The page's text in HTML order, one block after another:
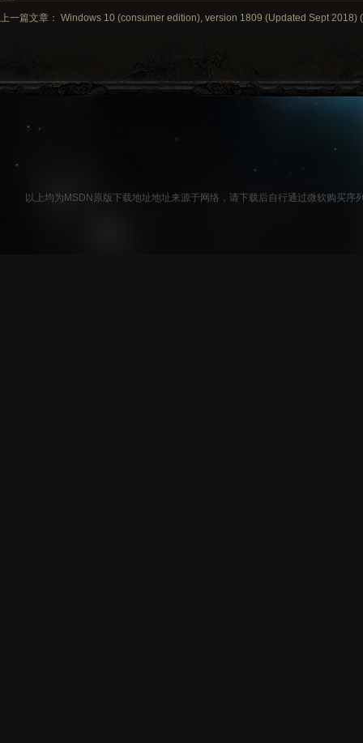
上一篇文章： Windows 10 (consumer edition), version 1809 (Updated Sept
以上均为MSDN原版下载地址地址来源于网络，请下载后自行通过微软购买